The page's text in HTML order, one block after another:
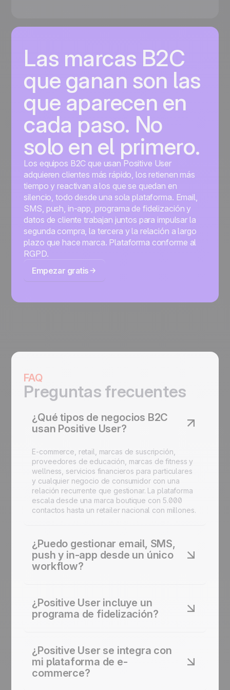
Las marcas B2C
que ganan son las
que aparecen en
cada paso. No
solo en el primero.
Los equipos B2C que usan Positive User
adquieren clientes más rápido, los retienen más
tiempo y reactivan a los que se quedan en
silencio, todo desde una sola plataforma. Email,
SMS, push, in-app, programa de fidelización y
datos de cliente trabajan juntos para impulsar la
segunda compra, la tercera y la relación a largo
plazo que hace marca. Plataforma conforme al
RGPD.
Empezar gratis
FAQ
Preguntas frecuentes
¿Qué tipos de negocios B2C
usan Positive User?
E-commerce, retail, marcas de suscripción,
proveedores de educación, marcas de fitness y
wellness, servicios financieros para particulares
y cualquier negocio de consumidor con una
relación recurrente que gestionar. La plataforma
escala desde una marca boutique con 5.000
contactos hasta un retailer nacional con millones.
¿Puedo gestionar email, SMS,
push y in-app desde un único
workflow?
SMS, push, in-app y WhatsApp, con elección de
canal basada en las preferencias del contacto y
el historial de engagement. Construye la
¿Positive User incluye un
programa de fidelización?
recompensas, niveles y celebraciones de hitos.
Los clientes ganan puntos a través de compras o
comportamientos que defines, y las
recompensas pueden canjearse
¿Positive User se integra con
mi plataforma de e-
commerce?